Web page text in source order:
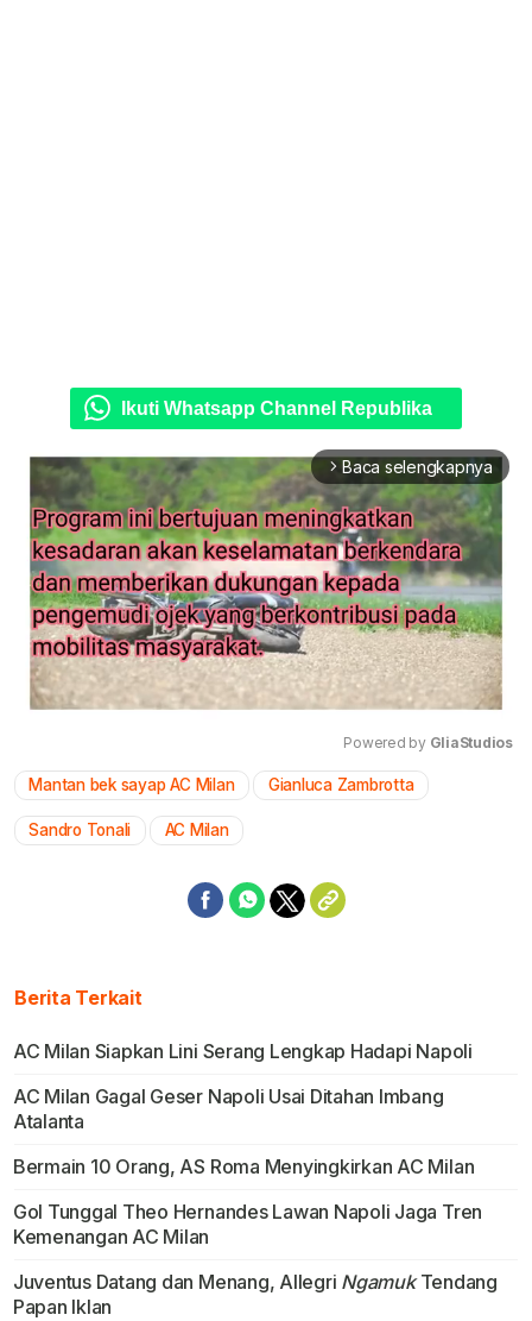
Ikuti Whatsapp Channel Republika
arrow_forward_ios Baca selengkapnya
Powered by GliaStudios
Mantan bek sayap AC Milan Gianluca Zambrotta
Sandro Tonali AC Milan
Berita Terkait
AC Milan Siapkan Lini Serang Lengkap Hadapi Napoli
AC Milan Gagal Geser Napoli Usai Ditahan Imbang
Atalanta
Bermain 10 Orang, AS Roma Menyingkirkan AC Milan
Gol Tunggal Theo Hernandes Lawan Napoli Jaga Tren
Kemenangan AC Milan
Juventus Datang dan Menang, Allegri NgamukTendang
Papan Iklan